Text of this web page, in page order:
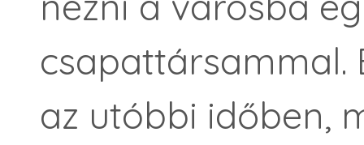
csapattársammal.
az utóbbi időben,